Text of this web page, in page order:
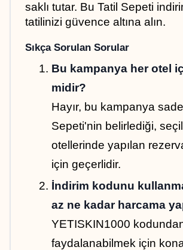
saklı tutar. Bu Tatil Sepeti
tatilinizi güvence altına alın.
Sıkça Sorulan Sorular
Bu kampanya her otel
midir?
Hayır, bu kampanya
Sepeti'nin belirlediği,
otellerinde yapılan
için geçerlidir.
İndirim kodunu
az ne kadar harcama
YETISKIN1000
faydalanabilmek için